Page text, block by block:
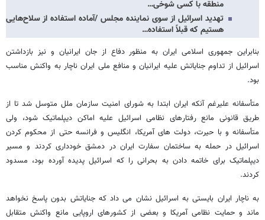
منطقه با کسی شوخی…
تهدید اسرائیل از سوی نماینده مجلس /آماده استفاده از سلاح‌هایی
هستیم که قبلاً استفاده…
بنابراین جمهوری اسلامی ایران به منظور دفاع از جان ایرانیان و نیز بازداشتن
اسرائیل از تداوم جنایاتش علیه ایرانیان و منافع ملی ایران ناچار به واکنش مناسب
بود.
متأسفانه علیرغم آنکه ایران ابتدا به شورای امنیت سازمان ملل متوسل شد تا از
طریق قانونی مانع رفتارهای نظامی اسرائیل علیه اماکن دیپلماتیک شود، ولی
متأسفانه و با حیرت، دولت های آمریکا، انگلیس و فرانسه حتی از محکوم کردن
اسرائیل در حمله به ساختمان سفارت ایران در دمشق خودداری کردند و مسیر
دیپلماتیک برای خاتمه دادن به بحرانی را که اسرائیل پدیده آورده بود، مسدود
کردند.
به ناچار ایران بایستی به اسرائیل نشان می داد که جنایاتش بدون پاسخ نخواهد
ماند و حمایت نظامی آمریکا و بعضی از کشورهای اروپایی مانع واکنش متقابل